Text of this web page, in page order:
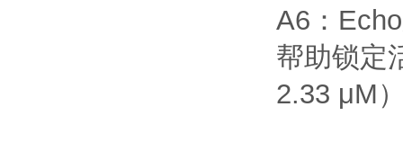
A6 ： Echo
帮助锁定
2.33 μM